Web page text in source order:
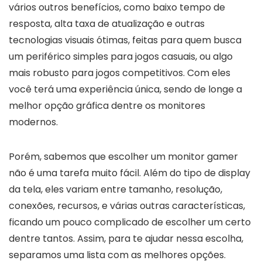
vários outros benefícios, como baixo tempo de
resposta, alta taxa de atualização e outras
tecnologias visuais ótimas, feitas para quem busca
um periférico simples para jogos casuais, ou algo
mais robusto para jogos competitivos. Com eles
você terá uma experiência única, sendo de longe a
melhor opção gráfica dentre os monitores
modernos.
Porém, sabemos que escolher um monitor gamer
não é uma tarefa muito fácil. Além do tipo de display
da tela, eles variam entre tamanho, resolução,
conexões, recursos, e várias outras características,
ficando um pouco complicado de escolher um certo
dentre tantos. Assim, para te ajudar nessa escolha,
separamos uma lista com as melhores opções.